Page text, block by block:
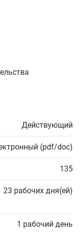
Действующий
(pdf/doc)
135
23 рабочих дня(ей)
1 рабочий день